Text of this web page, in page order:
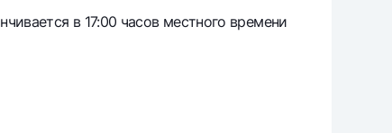
в 17:00 часов местного времени